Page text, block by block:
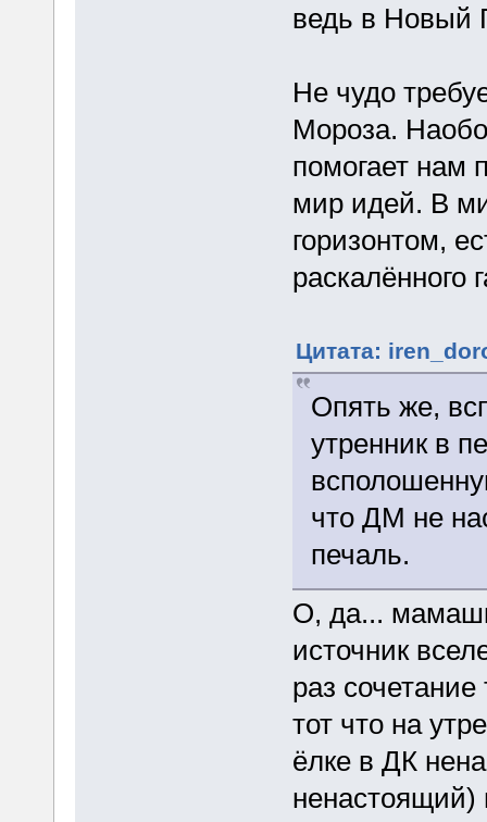
ведь в Новый
Не чудо
Мороза.
помогает нам
мир идей. В
горизонтом,
раскалённого
Цитата:
Опять же,
утренник в
что ДМ не
печаль.
О, да...
источник
раз
тот что на
ёлке в ДК
ненастоящий)